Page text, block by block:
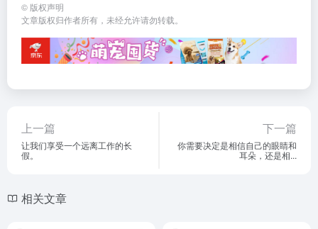
© 版权声明
文章版权归作者所有，未经允许请勿转载。
上一篇
让我们享受一个远离工作的长
假。
下一篇
你需要决定是相信自己的眼睛和
耳朵，还是相...
相关文章